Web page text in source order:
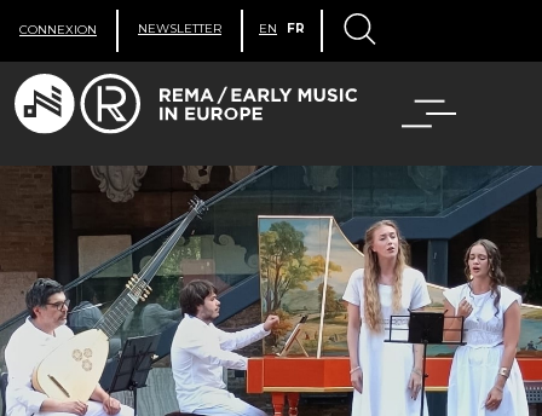
CONNEXION NEWSLETTER EN FR